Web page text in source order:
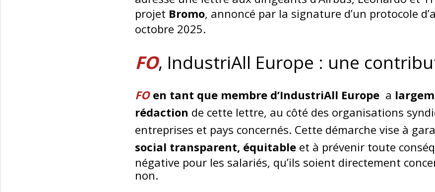
projet Bromo, annoncé par la signature d’un protocole
octobre 2025.
FO, IndustriAll Europe : une
FOen tant que membre d’IndustriAll Europe a
rédaction de cette lettre, au côté des organisations
entreprises et pays concernés. Cette démarche vise à
social transparent, équitable et à prévenir toute
négative pour les salariés, qu’ils soient directement
non.